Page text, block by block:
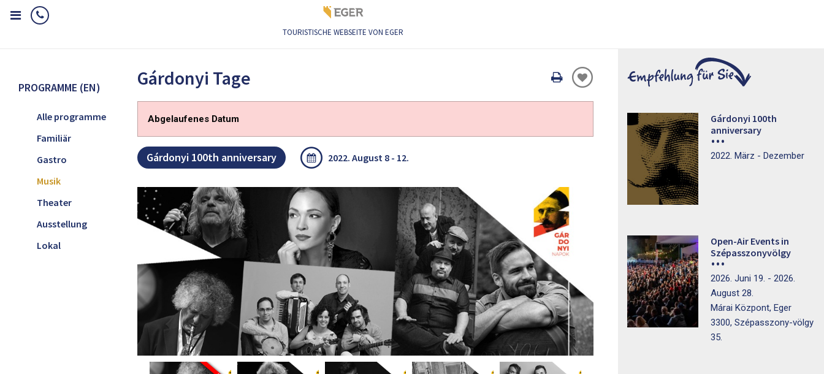
TOURISTISCHE WEBSEITE VON EGER
PROGRAMME (EN)
Alle programme
Familiär
Gastro
Musik
Theater
Ausstellung
Lokal
Gárdonyi Tage
Oldal
Abgelaufenes Datum
Gárdonyi 100th anniversary 2022. August 8 - 12.
Gárdonyi 100th
anniversary
2022. März - Dezember
Open-Air Events in
Szépasszonyvölgy
2026. Juni 19. - 2026.
August 28.
Márai Központ, Eger
3300, Szépasszony-völgy
35.